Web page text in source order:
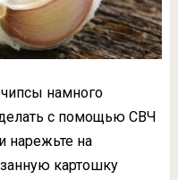
намного
с помощью СВЧ
нарежьте на
картошку